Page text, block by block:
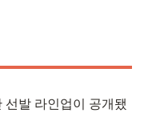
발 라인업이 공개됐